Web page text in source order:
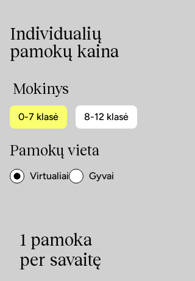
Individualių
pamokų kaina
Mokinys
0-7 klasė 8-12 klasė
Pamokų vieta
Virtualiai Gyvai
1 pamoka
per savaitę